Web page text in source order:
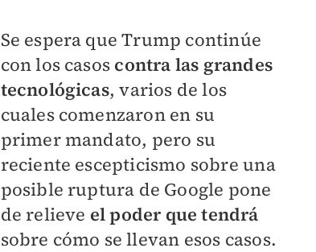
Se espera que Trump continúe
con los casos contra las grandes
tecnológicas, varios de los
cuales comenzaron en su
primer mandato, pero su
reciente escepticismo sobre una
posible ruptura de Google pone
de relieve el poder que tendrá
sobre cómo se llevan esos casos.